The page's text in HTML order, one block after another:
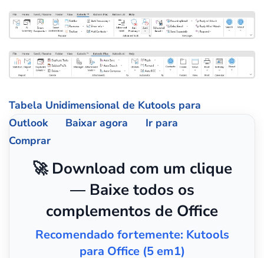
Tabela Unidimensional de Kutools para
Outlook
Baixar agora
Ir para
Comprar
🚀 Download com um clique
— Baixe todos os
complementos de Office
Recomendado fortemente: Kutools
para Office (5 em1)